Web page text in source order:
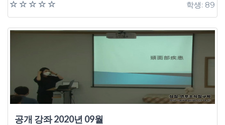
학생: 89
공개 강좌 2020년 09월